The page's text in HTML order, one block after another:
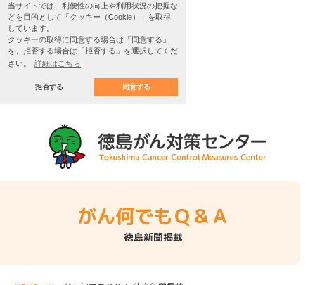
当サイトでは、利便性の向上や利用状況の把握な
どを目的として「クッキー（Cookie）」を取得
しています。
クッキーの取得に同意する場合は「同意する」
を、拒否する場合は「拒否する」を選択してくだ
さい。
詳細はこちら
拒否する 同意する
がん何でもＱ＆Ａ
徳島新聞掲載